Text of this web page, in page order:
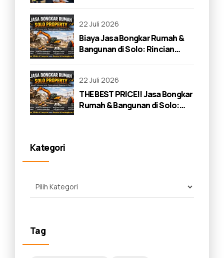
22 Juli 2026
Biaya Jasa Bongkar Rumah &
Bangunan di Solo: Rincian
22 Juli 2026
THE BEST PRICE!! Jasa Bongkar
Rumah & Bangunan di Solo:
Kategori
Tag